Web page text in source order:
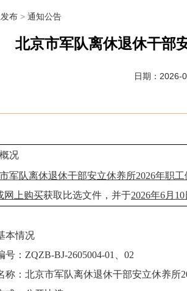
布 > 通知公告
北京市军队离休退休干部
日期：2026-
况
军队离休退休干部安立休养所2026年职
网上购买获取比选文件，并于2026年6月
本情况
号： ZQZB-BJ-2605004-01
02
称：北京市军队离休退休干部安立休养所